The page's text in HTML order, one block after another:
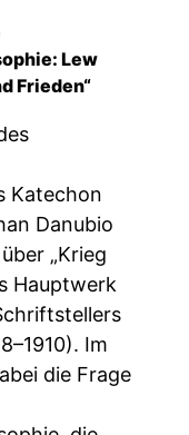
Lew
Frieden“
Katechon
Danubio
„Krieg
Hauptwerk
Im
die Frage